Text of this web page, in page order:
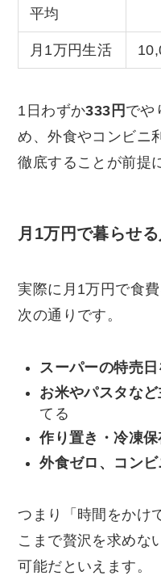
平均
月1万円生活
1日わずか333円 でや
め、外食やコンビニ
徹底することが前提
月1万円で暮らせ
実際に月1万円で食
次の通りです。
スーパーの特売日
お米やパスタな
てる
作り置き・冷凍保
外食ゼロ、コン
つまり「時間をかけ
こまで贅沢を求めな
可能だといえます。